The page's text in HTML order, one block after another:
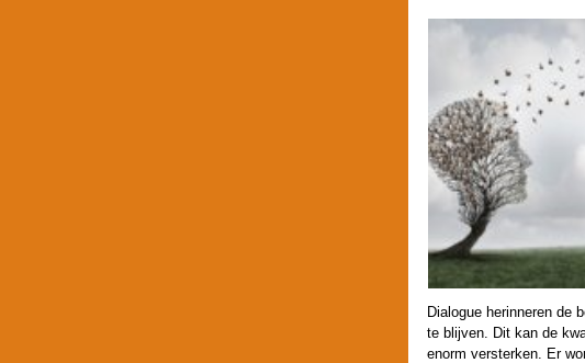
Dialogue herinneren de
te blijven. Dit kan de
enorm versterken. Er